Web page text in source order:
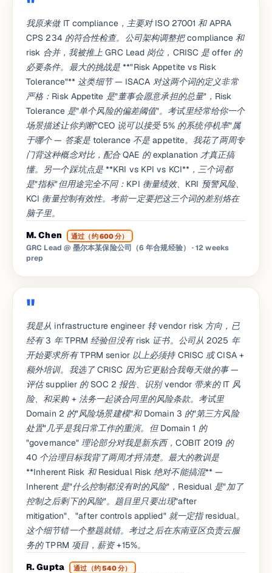
我原来做 IT compliance，主要对 ISO 27001 和 APRA
CPS 234 的符合性检查。公司架构调整把 compliance 和
risk 合并，我被推上 GRC Lead 岗位，CRISC 是 offer 的
必要条件。最大的挑战是 **"Risk Appetite vs Risk
Tolerance"** 这类细节 — ISACA 对这两个词的定义非常
严格：Risk Appetite 是"董事会愿意承担的总量"，Risk
Tolerance 是"单个风险的偏差阈值"。考试里经常给你一个
场景描述让你判断"CEO 说可以接受 5% 的系统停机率"属
于哪个 — 答案是 tolerance 不是 appetite。我花了两周专
门背这种概念对比，配合 QAE 的 explanation 才真正搞
懂。另一个踩坑点是 **KRI vs KPI vs KCI**，三个词都
是"指标"但用途完全不同：KPI 衡量绩效、KRI 预警风险、
KCI 衡量控制有效性。考前一定要把这三个词的差别烙在
脑子里。
M. Chen
通过（约 600 分）
GRC Lead @ 墨尔本某保险公司（6 年合规经验）
· 12 weeks
prep
我是从 infrastructure engineer 转 vendor risk 方向，已
经有 3 年 TPRM 经验但没有 risk 证书。公司从 2025 年
开始要求所有 TPRM senior 以上必须持 CRISC 或 CISA +
额外培训。我选了 CRISC 因为它更贴合我每天做的事 —
评估 supplier 的 SOC 2 报告、识别 vendor 带来的 IT 风
险、和采购 + 法务一起谈合同里的风险条款。考试里
Domain 2 的"风险场景建模"和 Domain 3 的"第三方风险
处置"几乎是我日常工作的重演。但 Domain 1 的
"governance" 理论部分对我是新东西，COBIT 2019 的
40 个治理目标我背了两周才捋清楚。最大的教训是
**Inherent Risk 和 Residual Risk 绝对不能搞混** —
Inherent 是"什么控制都没有时的风险"，Residual 是"加了
控制之后剩下的风险"。题目里只要出现"after
mitigation"、"after controls applied" 就一定指 residual。
这个细节错一个整题就错。考过之后在东南亚区负责云服
务的 TPRM 项目，薪资 +15%。
R. Gupta
通过（约 540 分）